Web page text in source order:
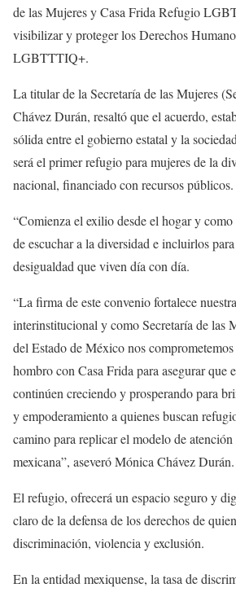
de las Mujeres y Casa Frida Refugio
visibilizar y proteger los Derechos
LGBTTTIQ+.
La titular de la Secretaría de las Mujeres
Chávez Durán, resaltó que el acuerdo,
sólida entre el gobierno estatal y la
será el primer refugio para mujeres de la
nacional, financiado con recursos públicos.
“Comienza el exilio desde el hogar y como
de escuchar a la diversidad e incluirlos
desigualdad que viven día con día.
“La firma de este convenio fortalece
interinstitucional y como Secretaría de las
del Estado de México nos
hombro con Casa Frida para asegurar que
continúen creciendo y prosperando para
y empoderamiento a quienes buscan
camino para replicar el modelo de
mexicana”, aseveró Mónica Chávez Durán.
El refugio, ofrecerá un espacio seguro y
claro de la defensa de los derechos de
discriminación, violencia y exclusión.
En la entidad mexiquense, la tasa de